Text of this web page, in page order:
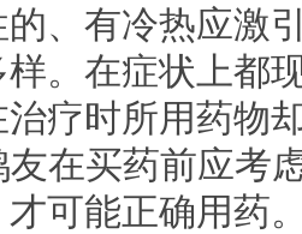
的、有冷热应激
样。在症状上都
疗时所用药物
在买药前应考
可能正确用药